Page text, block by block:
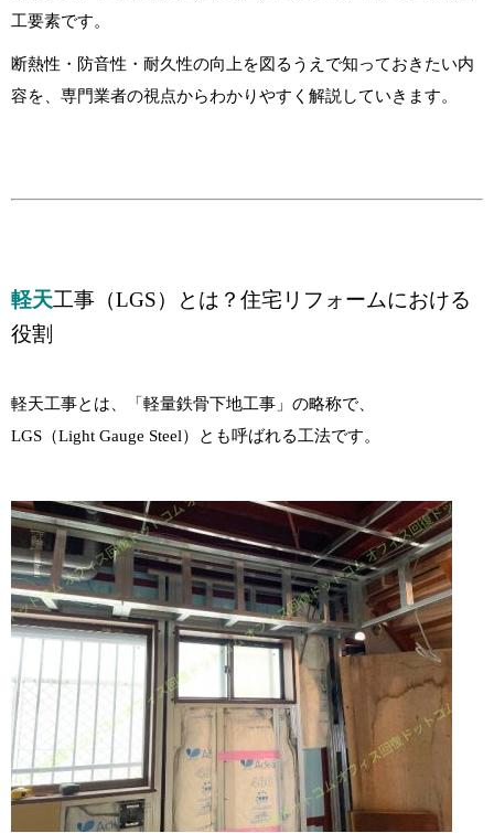
工要素です。
断熱性・防音性・耐久性の向上を図るうえで知っておきたい内
容を、専門業者の視点からわかりやすく解説していきます。
軽天工事 （LGS）とは？住宅リフォームにおける
役割
軽天工事とは、「軽量鉄骨下地工事」の略称で、
LGS（Light Gauge Steel）とも呼ばれる工法です。